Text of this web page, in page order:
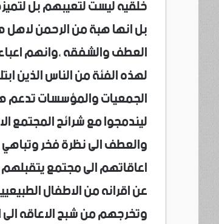
خلقيه ليست لتعيبهم بل
بل انها هبة من الرحمن
العطف والشفقه ،وانهم
لهذه الفئة من الناس الذين
الجمعيات والمؤسسات تدعم
ليندمجوا مع شرائح المجتمع
والعطف الى نظرة فخر
اعاقاتهم الى مجتمع
عن اقرانه من الاطفال
وتخرجهم من شبح الاعاقه